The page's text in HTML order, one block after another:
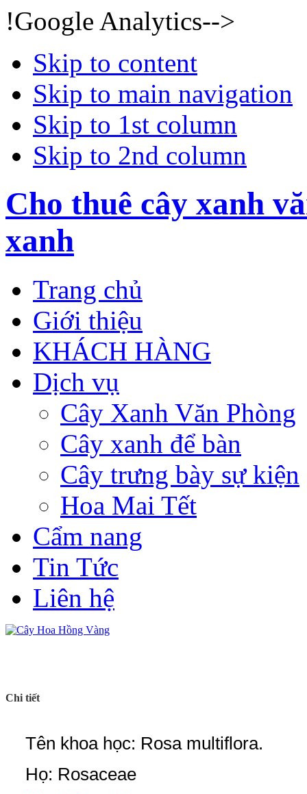
!Google Analytics-->
Skip to content
Skip to main navigation
Skip to 1st column
Skip to 2nd column
Cho thuê cây xanh
xanh
Trang chủ
Giới thiệu
KHÁCH HÀNG
Dịch vụ
Cây Xanh Văn Phòng
Cây xanh để bàn
Cây trưng bày sự kiện
Hoa Mai Tết
Cẩm nang
Tin Tức
Liên hệ
Chi tiết
Tên khoa học: Rosa multiflora.
Họ: Rosaceae